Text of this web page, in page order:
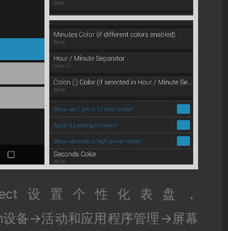
设置个性化表盘，
备→活动和应用程序管理→屏幕